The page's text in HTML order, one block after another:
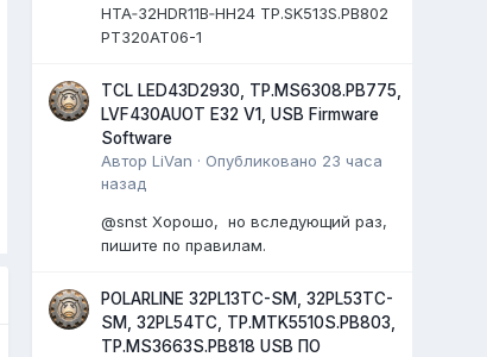
HTA‑32HDR11B‑HH24 TP.SK513S.PB802
PT320AT06-1
TCL LED43D2930, TP.MS6308.PB775,
LVF430AUOT E32 V1, USB Firmware
Software
АвторLiVan · Опубликовано 23 часа
назад
@snst Хорошо, но вследующий раз,
пишите по правилам.
POLARLINE 32PL13TC-SM, 32PL53TC-
SM, 32PL54TC, TP.MTK5510S.PB803,
TP.MS3663S.PB818 USB ПО